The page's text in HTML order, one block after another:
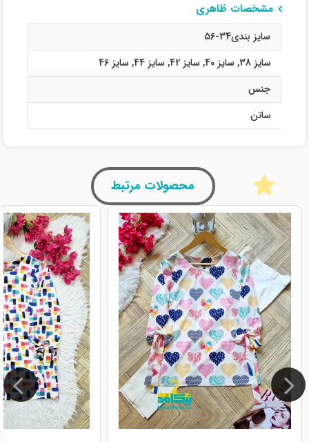
مشخصات ظاهری
سایز بندی34-56
سایز 38
, سایز 40 , سایز 42 , سایز 44 , سایز 46
جنس
ساتن
محصولات مرتبط